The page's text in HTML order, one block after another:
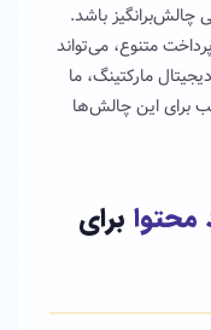
چالش‌برانگیز باشد.
متنوع، می‌تواند
مارکتینگ، ما
برای این چالش‌ها
محتوا برای